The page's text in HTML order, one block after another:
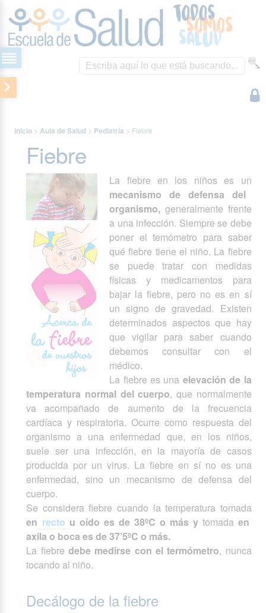
Inicio > Aula de Salud > Pediatría > Fiebre
Fiebre
La fiebre en los niños es un
mecanismo de defensa del
organismo, generalmente frente
a una infección. Siempre se debe
poner el temómetro para saber
qué fiebre tiene el niño. La fiebre
se puede tratar con medidas
físicas y medicamentos para
bajar la fiebre, pero no es en sí
un signo de gravedad. Existen
determinados aspectos que hay
que vigilar para saber cuando
debemos consultar con el
médico.
La fiebre es una elevación de la
temperatura normal del cuerpo, que normalmente
va acompañado de aumento de la frecuencia
cardíaca y respiratoria. Ocurre como respuesta del
organismo a una enfermedad que, en los niños,
suele ser una infección, en la mayoría de casos
producida por un virus. La fiebre en sí no es una
enfermedad, sino un mecanismo de defensa del
cuerpo.
Se considera fiebre cuando la temperatura tomada
en recto u oído es de 38ºC o más ytomada en
axila o boca es de 37’5ºC o más.
La fiebredebe medirse con el termómetro, nunca
tocando al niño.
Decálogo de la fiebre